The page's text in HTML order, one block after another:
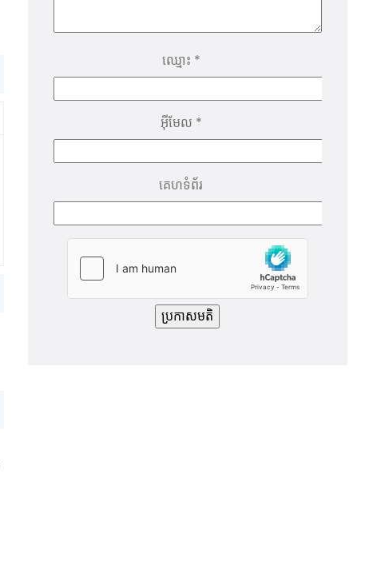
ឈ្មោះ *
អ៊ីមែល *
គេហទំព័រ